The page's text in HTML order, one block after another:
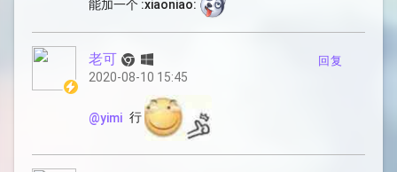
能加一个 :xiaoniao:
老可
2020-08-10 15:45
回复
@yimi 行